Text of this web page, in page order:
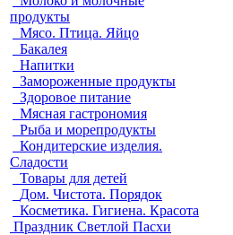
продукты
Мясо. Птица. Яйцо
Бакалея
Напитки
Замороженные продукты
Здоровое питание
Мясная гастрономия
Рыба и морепродукты
Кондитерские изделия.
Сладости
Товары для детей
Дом. Чистота. Порядок
Косметика. Гигиена. Красота
Праздник Светлой Пасхи